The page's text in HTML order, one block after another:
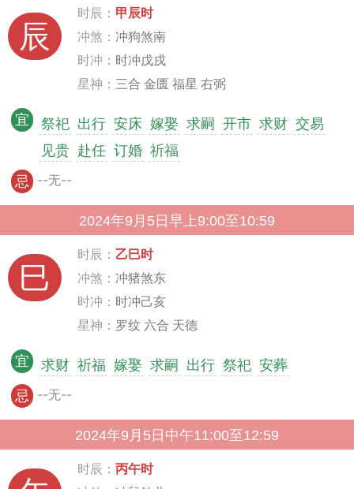
辰
时辰： 甲辰时
冲煞： 冲狗煞南
时冲： 时冲戊戌
星神： 三合 金匮 福星 右弼
宜 祭祀 出行 安床 嫁娶 求嗣 开市 求财 交易
见贵 赴任 订婚 祈福
忌 --无--
2024年9月5日早上9:00至10:59
巳
时辰： 乙巳时
冲煞： 冲猪煞东
时冲： 时冲己亥
星神： 罗纹 六合 天德
宜 求财 祈福 嫁娶 求嗣 出行 祭祀 安葬
忌 --无--
2024年9月5日中午11:00至12:59
时辰： 丙午时